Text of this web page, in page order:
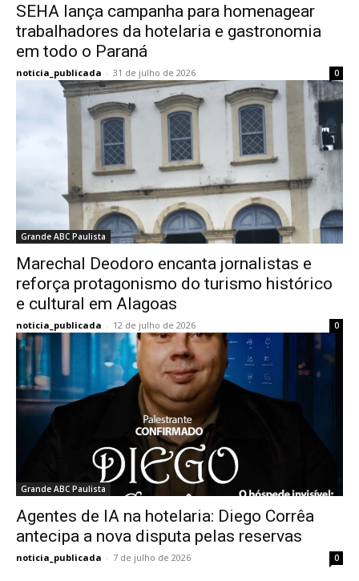
SEHA lança campanha para homenagear
trabalhadores da hotelaria e gastronomia
em todo o Paraná
noticia_publicada - 31 de julho de 2026 0
Grande ABC Paulista
Marechal Deodoro encanta jornalistas e
reforça protagonismo do turismo histórico
e cultural em Alagoas
noticia_publicada - 12 de julho de 2026 0
Grande ABC Paulista
Agentes de IA na hotelaria: Diego Corrêa
antecipa a nova disputa pelas reservas
noticia_publicada - 7 de julho de 2026 0